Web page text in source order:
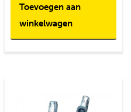
Toevoegen aan
winkelwagen